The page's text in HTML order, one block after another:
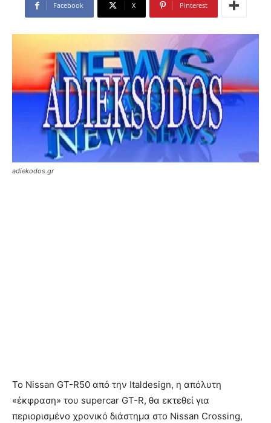
Facebook X Pinterest
adiekodos.gr
Το Nissan GT-R50 από την Italdesign, η απόλυτη
«έκφραση» του supercar GT-R, θα εκτεθεί για
περιορισμένο χρονικό διάστημα στο Nissan Crossing,